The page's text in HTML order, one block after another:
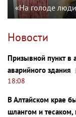
«На голоде
Новости
Призывной пункт в
аварийного здания
18:08
В Алтайском крае
шлангом и